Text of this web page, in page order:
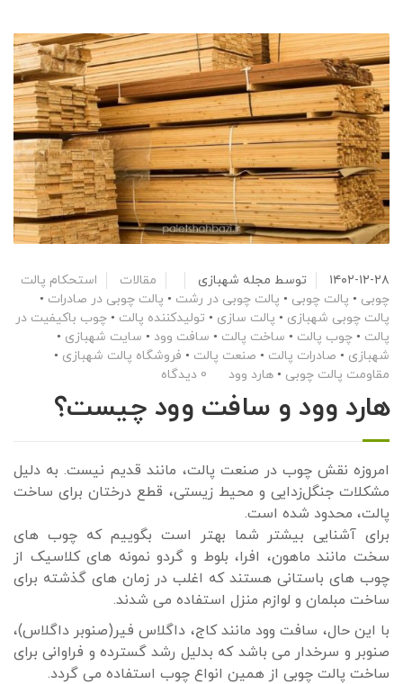
۱۴۰۲-۱۲-۲۸ توسط مجله شهبازی مقالات
استحکام پالت
چوبی • پالت چوبی • پالت چوبی در رشت • پالت چوبی در صادرات •
پالت چوبی شهبازی • پالت سازی • تولیدکننده پالت • چوب باکیفیت در
پالت • چوب پالت • ساخت پالت • سافت وود • سایت شهبازی •
شهبازی • صادرات پالت • صنعت پالت • فروشگاه پالت شهبازی •
مقاومت پالت چوبی • هارد وود 0 دیدگاه
هارد وود و سافت وود چیست؟
امروزه نقش چوب در صنعت پالت، مانند قدیم نیست. به دلیل
مشکلات جنگل‌زدایی و محیط زیستی، قطع درختان برای ساخت
پالت، محدود شده است.
برای آشنایی بیشتر شما بهتر است بگوییم که چوب های
سخت مانند ماهون، افرا، بلوط و گردو نمونه های کلاسیک از
چوب های باستانی هستند که اغلب در زمان های گذشته برای
ساخت مبلمان و لوازم منزل استفاده می شدند.
با این حال، سافت وود مانند کاج، داگلاس فیر(صنوبر داگلاس)،
صنوبر و سرخدار می باشد که بدلیل رشد گسترده و فراوانی برای
ساخت پالت چوبی از همین انواع چوب استفاده می گردد.